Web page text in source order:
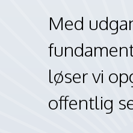
Med
løser vi
offentlig